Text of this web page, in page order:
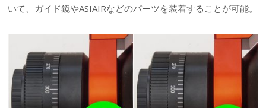
いて、ガイド鏡やASIAIRなどのパーツを装着することが可能。